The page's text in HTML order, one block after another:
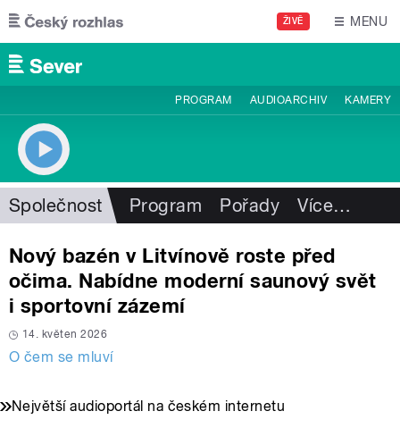
Přejít k hlavnímu obsahu
ŽIVĚ MENU
PROGRAM AUDIOARCHIV KAMERY
Společnost Program Pořady Více…
Nový bazén v Litvínově roste před
očima. Nabídne moderní saunový svět
i sportovní zázemí
14. květen 2026
O čem se mluví
Největší audioportál na českém internetu